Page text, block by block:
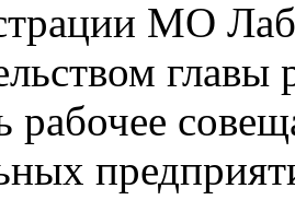
МО
рабочее